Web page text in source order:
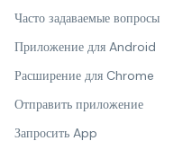
Часто задаваемые вопросы
Приложение для Android
Расширение для Chrome
Отправить приложение
Запросить App